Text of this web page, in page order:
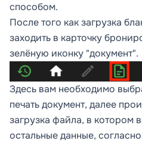
способом.
После того как загрузка
заходить в карточку
зелёную иконку "документ".
Здесь вам необходимо
печать документ, далее
загрузка файла, в котором
остальные данные,